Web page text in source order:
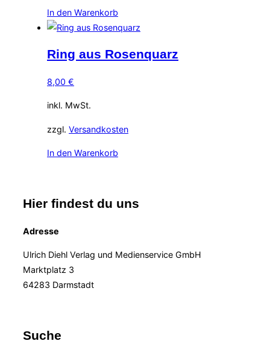
In den Warenkorb
Ring aus Rosenquarz
8,00 €
inkl. MwSt.
zzgl. Versandkosten
In den Warenkorb
Hier findest du uns
Adresse
Ulrich Diehl Verlag und Medienservice GmbH
Marktplatz 3
64283 Darmstadt
Suche